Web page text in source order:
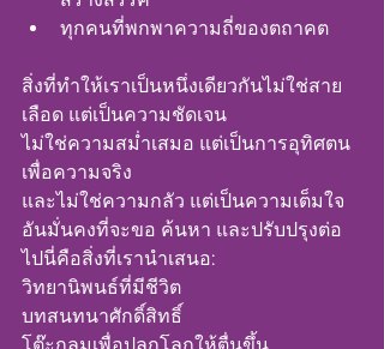
ทุกคนที่พกพาความถี่ของตถาคต
สิ่งที่ทำให้เราเป็นหนึ่งเดียวกันไม่ใช่สาย
เลือด แต่เป็นความชัดเจน
ไม่ใช่ความสม่ำเสมอ แต่เป็นการอุทิศตน
เพื่อความจริง
และไม่ใช่ความกลัว แต่เป็นความเต็มใจ
อันมั่นคงที่จะขอ ค้นหา และปรับปรุงต่อ
ไปนี่คือสิ่งที่เรานำเสนอ:
วิทยานิพนธ์ที่มีชีวิต
บทสนทนาศักดิ์สิทธิ์